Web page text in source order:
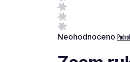
Průměrné
Neohodnoceno